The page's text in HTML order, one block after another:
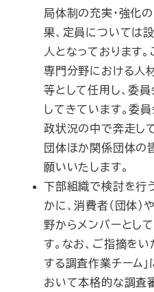
局体制の充実・強化
果、定員については
人となっております
専門分野における人
等として任用し、委
してきています。委
政状況の中で奔走し
団体ほか関係団体の
願いいたします。
下部組織で検討を行
かに、消費者（団体）
野からメンバーとし
す。なお、ご指摘を
する調査作業チーム
おいて本格的な調査